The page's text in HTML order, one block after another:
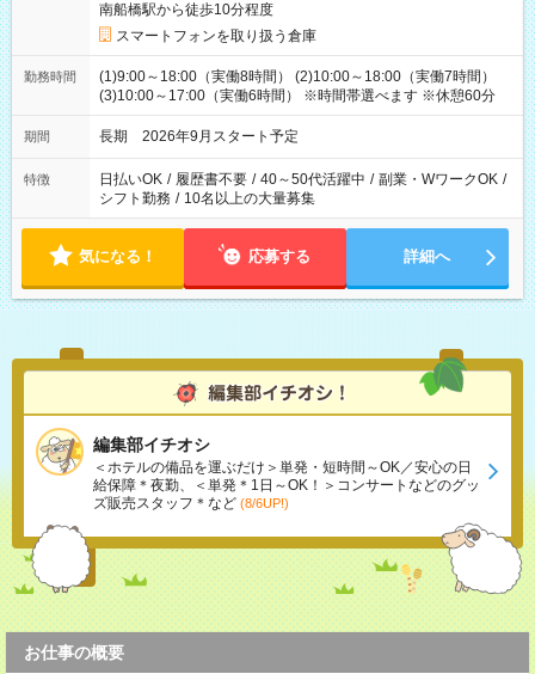
南船橋駅から徒歩10分程度
スマートフォンを取り扱う倉庫
勤務時間
(1)9:00～18:00（実働8時間） (2)10:00～18:00（実働7時間）
(3)10:00～17:00（実働6時間） ※時間帯選べます ※休憩60分
期間 長期 2026年9月スタート予定
特徴 日払いOK / 履歴書不要 / 40～50代活躍中 / 副業・WワークOK /
シフト勤務 / 10名以上の大量募集
気になる！ 応募する 詳細へ
編集部イチオシ
＜ホテルの備品を運ぶだけ＞単発・短時間～OK／安心の日
給保障＊夜勤、＜単発＊1日～OK！＞コンサートなどのグッ
ズ販売スタッフ＊など (8/6UP!)
お仕事の概要